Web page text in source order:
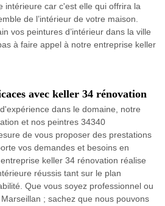
intérieure car c'est elle qui offrira la
de l’intérieur de votre maison.
vos peintures d’intérieur dans la ville
à faire appel à notre entreprise keller
avec keller 34 rénovation
dans le domaine, notre
et nos peintres 34340
de vous proposer des prestations
vos demandes et besoins en
keller 34 rénovation réalise
réussis tant sur le plan
Que vous soyez professionnel ou
; sachez que nous pouvons